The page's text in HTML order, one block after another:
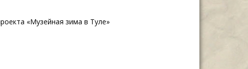
«Музейная зима в Туле»